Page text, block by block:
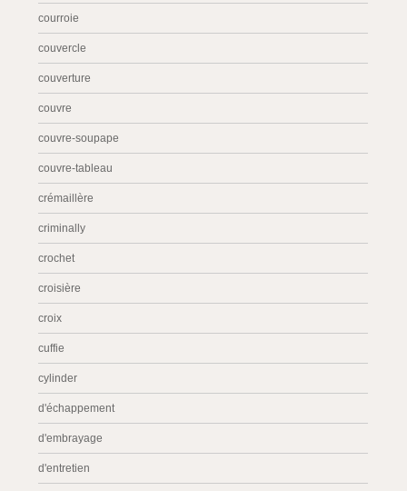
courroie
couvercle
couverture
couvre
couvre-soupape
couvre-tableau
crémaillère
criminally
crochet
croisière
croix
cuffie
cylinder
d'échappement
d'embrayage
d'entretien